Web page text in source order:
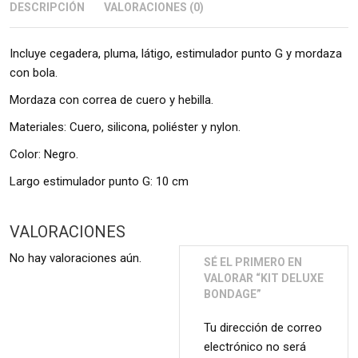
DESCRIPCIÓN VALORACIONES (0)
Incluye cegadera, pluma, látigo, estimulador punto G y mordaza
con bola.
Mordaza con correa de cuero y hebilla.
Materiales: Cuero, silicona, poliéster y nylon.
Color: Negro.
Largo estimulador punto G: 10 cm
VALORACIONES
No hay valoraciones aún.
SÉ EL PRIMERO EN
VALORAR “KIT DELUXE
BONDAGE”
Tu dirección de correo
electrónico no será